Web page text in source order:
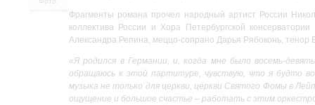
Фрагменты романа прочел народный артист России
коллектива России и Хора Петербургской
Александра Репина, меццо-сопрано Дарья Рябоконь,
«Я родился в Германии, и, когда мне было восемь-
обращаюсь к этой партитуре, чувствую, что я будто
музыка не только для церкви, церкви Святого Фомы в
ощущение и большое счастье – работать с этим